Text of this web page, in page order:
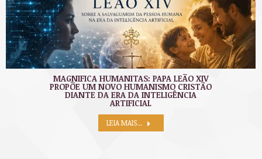
MAGNIFICA HUMANITAS: PAPA LEÃO XIV
PROPÕE UM NOVO HUMANISMO CRISTÃO
DIANTE DA ERA DA INTELIGÊNCIA
ARTIFICIAL
LEIA MAIS...